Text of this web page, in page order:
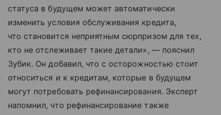
статуса в будущем может автоматически
изменить условия обслуживания кредита,
что становится неприятным сюрпризом для тех,
кто не отслеживает такие детали», — пояснил
Зубик. Он добавил, что с осторожностью стоит
относиться и к кредитам, которые в будущем
могут потребовать рефинансирования. Эксперт
напомнил, что рефинансирование также